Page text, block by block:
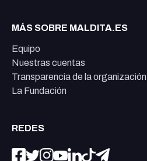
MÁS SOBRE MALDITA.ES
Equipo
Nuestras cuentas
Transparencia de la organización
La Fundación
REDES